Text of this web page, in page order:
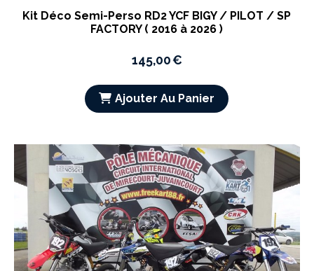
Kit Déco Semi-Perso RD2 YCF BIGY / PILOT / SP
FACTORY ( 2016 à 2026 )
145,00€
Ajouter Au Panier